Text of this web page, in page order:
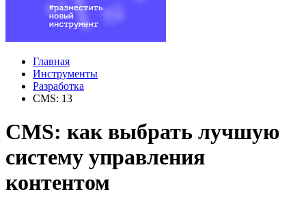
Главная
Инструменты
Разработка
CMS: 13
CMS: как выбрать лучшую
систему управления
контентом